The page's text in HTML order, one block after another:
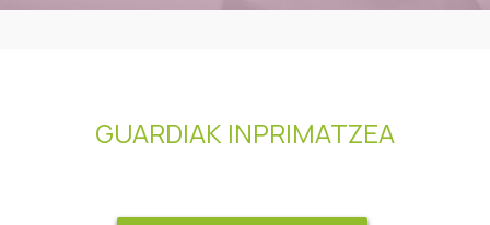
GUARDIAK INPRIMATZEA